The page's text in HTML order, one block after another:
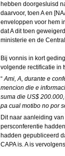
hebben doorgesluisd
daarvoor, toen A en
enveloppen voor hem
dat A dit toen
ministerie en de
Bij vonnis in kort
volgende rectificatie in
“Ami, A, durante e
mencion die e
suma die US$
pa cual motibo no por
Dit naar aanleiding
persconferentie
hadden gepubliceerd
CAPA is. A is